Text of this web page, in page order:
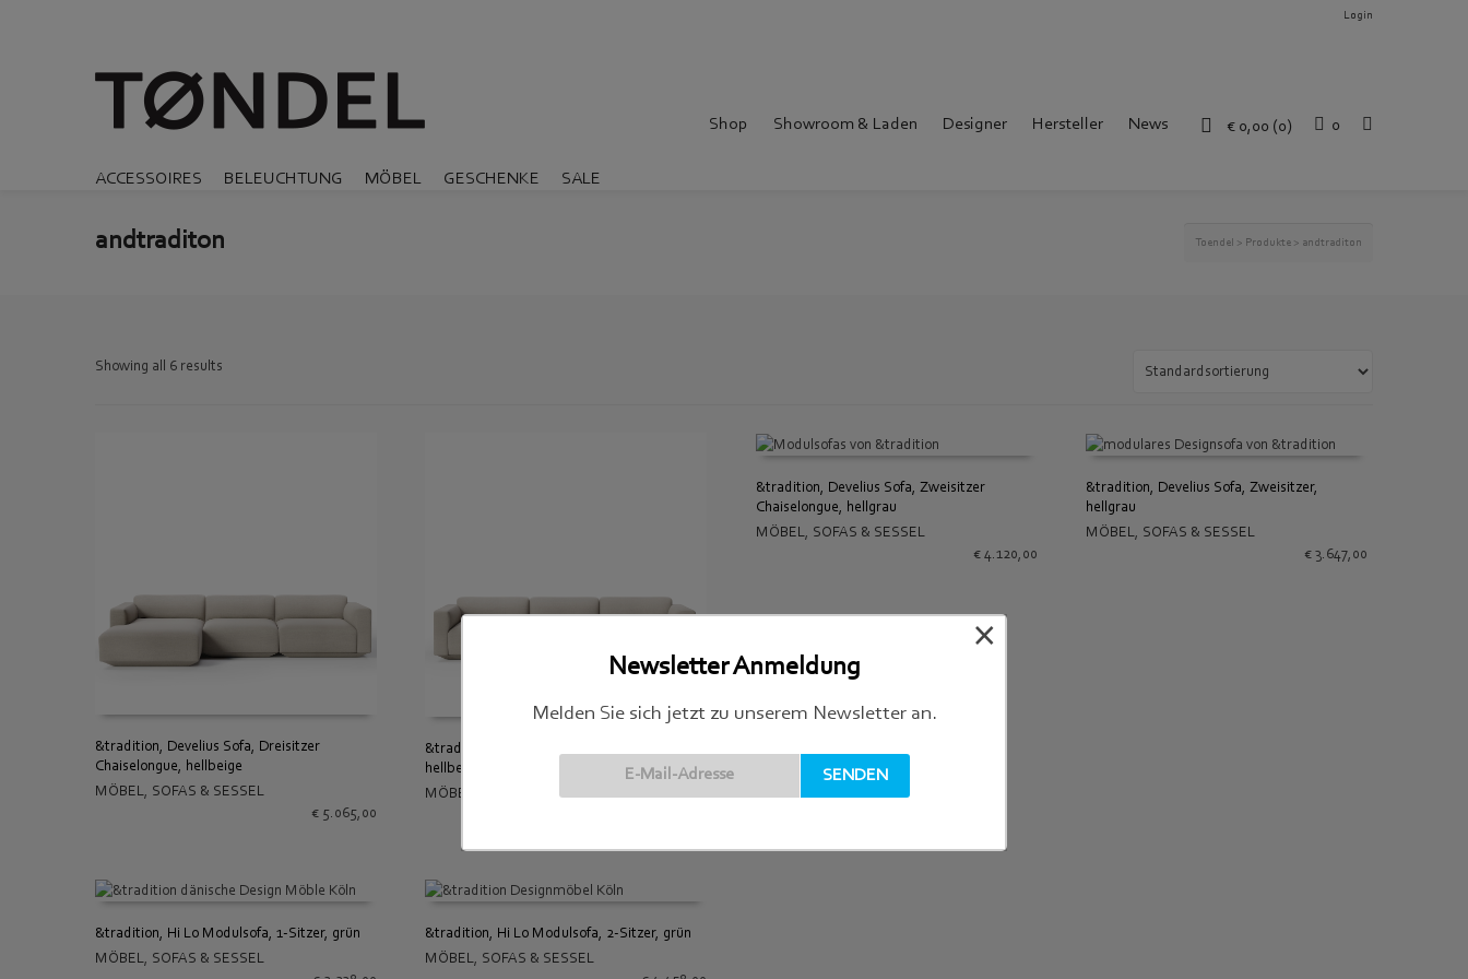
Login
€ 0,00 (0) 0
Shop Showroom & Laden Designer Hersteller News
ACCESSOIRES BELEUCHTUNG MÖBEL GESCHENKE SALE
andtraditon Toendel > Produkte > andtraditon
Showing all 6 results
IN DEN WARENKORB
&tradition, Develius Sofa, Dreisitzer
Chaiselongue, hellbeige
MÖBEL
SOFAS & SESSEL
€5.065,00
IN DEN WARENKORB
&tradition, Develius Sofa, Dreisitzer,
hellbeige
MÖBEL
IN DEN WARENKORB
&tradition, Develius Sofa, Zweisitzer
Chaiselongue, hellgrau
MÖBEL
SOFAS & SESSEL
€4.120,00
IN DEN WARENKORB
&tradition, Develius Sofa, Zweisitzer,
hellgrau
MÖBEL
SOFAS & SESSEL
€ 3.647,00
IN DEN WARENKORB
&tradition, Hi Lo Modulsofa, 1-Sitzer, grün
MÖBEL, SOFAS & SESSEL
IN DEN WARENKORB
&tradition, Hi Lo Modulsofa, 2-Sitzer, grün
MÖBEL, SOFAS & SESSEL
Newsletter Anmeldung
Melden Sie sich jetzt zu unserem Newsletter an.
×